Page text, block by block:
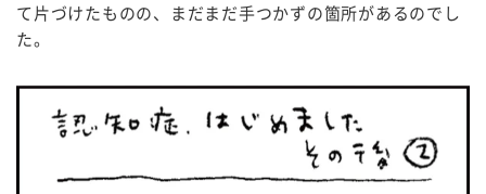
て片づけたものの、まだまだ手つかずの箇所があるのでし
た。